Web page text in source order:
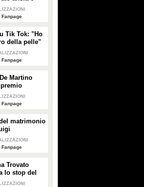
panico
Tik Tok: "Ho
della pelle"
dibattito sulle
Martino
padre
matrimonio
e Alessia
Trovato
lo stop del
di